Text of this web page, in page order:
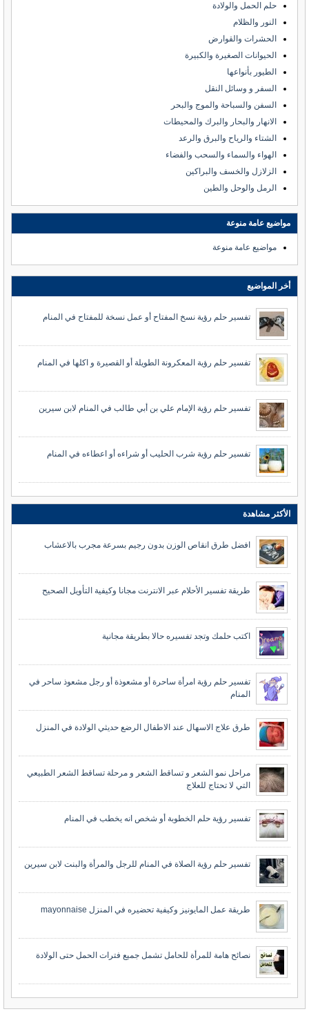
حلم الحمل والولادة
النور والظلام
الحشرات والقوارض
الحيوانات الصغيرة والكبيرة
الطيور بأنواعها
السفر و وسائل النقل
السفن والسباحة والموج والبحر
الانهار والبحار والبرك والمحيطات
الشتاء والرياح والبرق والرعد
الهواء والسماء والسحب والفضاء
الزلازل والخسف والبراكين
الرمل والوحل والطين
مواضيع عامة منوعة
مواضيع عامة منوعة
أخر المواضيع
تفسير حلم رؤية نسخ المفتاح أو عمل نسخة للمفتاح في المنام
تفسير حلم رؤية المعكرونة الطويلة أو القصيرة و اكلها في المنام
تفسير حلم رؤية الإمام علي بن أبي طالب في المنام لابن سيرين
تفسير حلم رؤية شرب الحليب أو شراءه أو اعطاءه في المنام
الأكثر مشاهدة
افضل طرق انقاص الوزن بدون رجيم بسرعة مجرب بالاعشاب
طريقة تفسير الأحلام عبر الانترنت مجانا وكيفية التأويل الصحيح
اكتب حلمك وتجد تفسيره حالا بطريقة مجانية
تفسير حلم رؤية امرأة ساحرة أو مشعوذة أو رجل مشعوذ ساحر في
المنام
طرق علاج الاسهال عند الاطفال الرضع حديثي الولادة في المنزل
مراحل نمو الشعر و تساقط الشعر و مرحلة تساقط الشعر الطبيعي
التي لا تحتاج للعلاج
تفسير رؤية حلم الخطوبة أو شخص انه يخطب في المنام
تفسير حلم رؤية الصلاة في المنام للرجل والمرأة والبنت لابن سيرين
طريقة عمل المايونيز وكيفية تحضيره في المنزل mayonnaise
نصائح هامة للمرأة للحامل تشمل جميع فترات الحمل حتى الولادة